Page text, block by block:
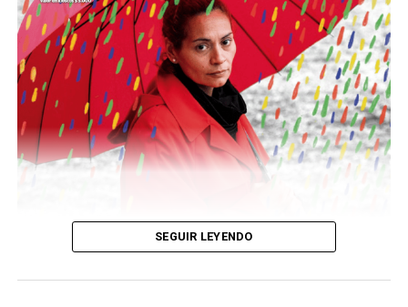
Descargar la Mu en PDF
SEGUIR LEYENDO